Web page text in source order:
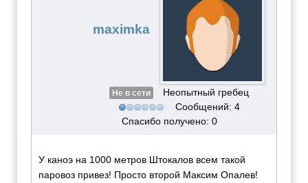
maximka
Не в сети
Неопытный гребец
Сообщений: 4
Спасибо получено: 0
У каноэ на 1000 метров Штокалов всем такой
паровоз привез! Просто второй Максим Опалев!